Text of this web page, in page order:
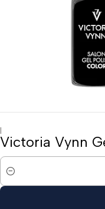
|
Victoria Vynn
Quantidade